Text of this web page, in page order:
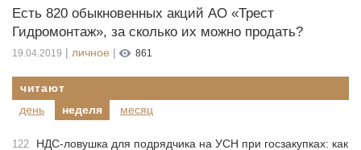
Есть 820 обыкновенных акций АО «Трест
Гидромонтаж», за сколько их можно продать?
19.04.2019 | личное | 861
читают
день
неделя месяц
122
НДС-ловушка для подрядчика на УСН при госзакупках: как